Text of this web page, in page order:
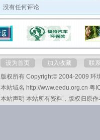
没有任何评论
设为首页 加入收藏
联
版权所有 Copyright© 2004-2009 环
本站域名 http://www.eedu.org.cn 粤
本站声明 本站所有资料，版权归原